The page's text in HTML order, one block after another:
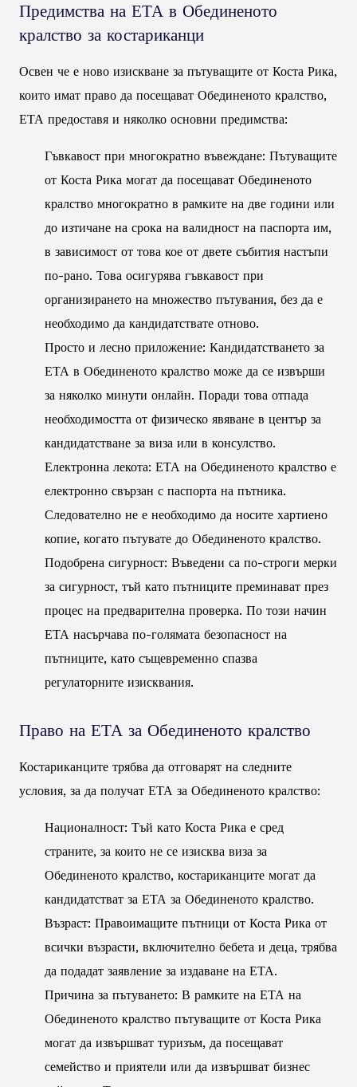
Предимства на ЕТА в Обединеното
кралство за костариканци
Освен че е ново изискване за пътуващите от Коста Рика,
които имат право да посещават Обединеното кралство,
ЕТА предоставя и няколко основни предимства:
Гъвкавост при многократно въвеждане: Пътуващите
от Коста Рика могат да посещават Обединеното
кралство многократно в рамките на две години или
до изтичане на срока на валидност на паспорта им,
в зависимост от това кое от двете събития настъпи
по-рано. Това осигурява гъвкавост при
организирането на множество пътувания, без да е
необходимо да кандидатствате отново.
Просто и лесно приложение: Кандидатстването за
ЕТА в Обединеното кралство може да се извърши
за няколко минути онлайн. Поради това отпада
необходимостта от физическо явяване в център за
кандидатстване за виза или в консулство.
Електронна лекота: ЕТА на Обединеното кралство е
електронно свързан с паспорта на пътника.
Следователно не е необходимо да носите хартиено
копие, когато пътувате до Обединеното кралство.
Подобрена сигурност: Въведени са по-строги мерки
за сигурност, тъй като пътниците преминават през
процес на предварителна проверка. По този начин
ЕТА насърчава по-голямата безопасност на
пътниците, като същевременно спазва
регулаторните изисквания.
Право на ЕТА за Обединеното кралство
Костариканците трябва да отговарят на следните
условия, за да получат ЕТА за Обединеното кралство:
Националност: Тъй като Коста Рика е сред
страните, за които не се изисква виза за
Обединеното кралство, костариканците могат да
кандидатстват за ЕТА за Обединеното кралство.
Възраст: Правоимащите пътници от Коста Рика от
всички възрасти, включително бебета и деца, трябва
да подадат заявление за издаване на ЕТА.
Причина за пътуването: В рамките на ЕТА на
Обединеното кралство пътуващите от Коста Рика
могат да извършват туризъм, да посещават
семейство и приятели или да извършват бизнес